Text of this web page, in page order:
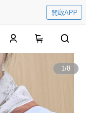
開啟APP
1/8